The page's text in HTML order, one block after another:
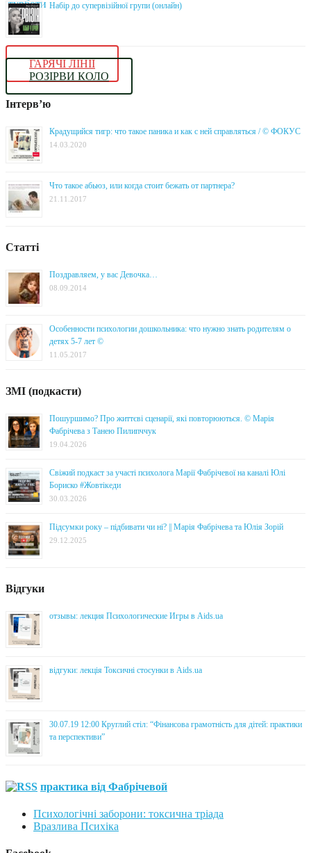
Набір до супервізійної групи (онлайн)
ГАРЯЧІ ЛІНІЇ
РОЗІРВИ КОЛО
Інтерв’ю
Крадущийся тигр: что такое паника и как с ней справляться / © ФОКУС
14.03.2020
Что такое абьюз, или когда стоит бежать от партнера?
21.11.2017
Статті
Поздравляем, у вас Девочка…
08.09.2014
Особенности психологии дошкольника: что нужно знать родителям о
детях 5-7 лет ©
11.05.2017
ЗМІ (подкасти)
Пошуршимо? Про життєві сценарії, які повторюються. © Марія
Фабрічева з Танею Пилипччук
19.04.2026
Свіжий подкаст за участі психолога Марії Фабрічевої на каналі Юлі
Бориско #Жовтікеди
30.03.2026
Підсумки року – підбивати чи ні? || Марія Фабрічева та Юлія Зорій
29.12.2025
Відгуки
отзывы: лекция Психологические Игры в Aids.ua
відгуки: лекція Токсичні стосунки в Aids.ua
30.07.19 12:00 Круглий стіл: “Фінансова грамотність для дітей: практики
та перспективи”
практика від Фабрічевой
Психологічні заборони: токсична тріада
Вразлива Психіка